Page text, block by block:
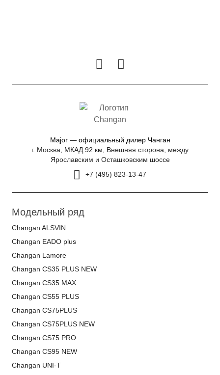
Major — официальный дилер Чанган
г. Москва, МКАД 92 км, Внешняя сторона, между
Ярославским и Осташковским шоссе
+7 (495) 823-13-47
Модельный ряд
Changan ALSVIN
Changan EADO plus
Changan Lamore
Changan CS35 PLUS NEW
Changan CS35 MAX
Changan CS55 PLUS
Changan CS75PLUS
Changan CS75PLUS NEW
Changan CS75 PRO
Changan CS95 NEW
Changan UNI-T